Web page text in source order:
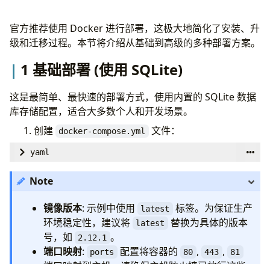
与其他项目共享 SSL 证书
共享证书目录
常见问题排查
登录时出现 502 Bad Gateway
官方推荐使用 Docker 进行部署，这极大地简化了安装、升
级和迁移过程。本节将介绍从基础到高级的多种部署方案。
1 基础部署 (使用 SQLite)
这是最简单、最快速的部署方式，使用内置的 SQLite 数据
库存储配置，适合大多数个人和开发场景。
创建 docker-compose.yml 文件：
yaml
services
image: 'jc21/nginx-proxy-manager:latest'
restart:
unless-stopped
network_mode:
# ports:
Note
镜像版本: 示例中使用 latest
标签。为保证生产
环境稳定性，建议将
latest
替换为具体的版本
号，如
2.12.1 。
端口映射: ports 配置将容器的 80 , 443 , 81